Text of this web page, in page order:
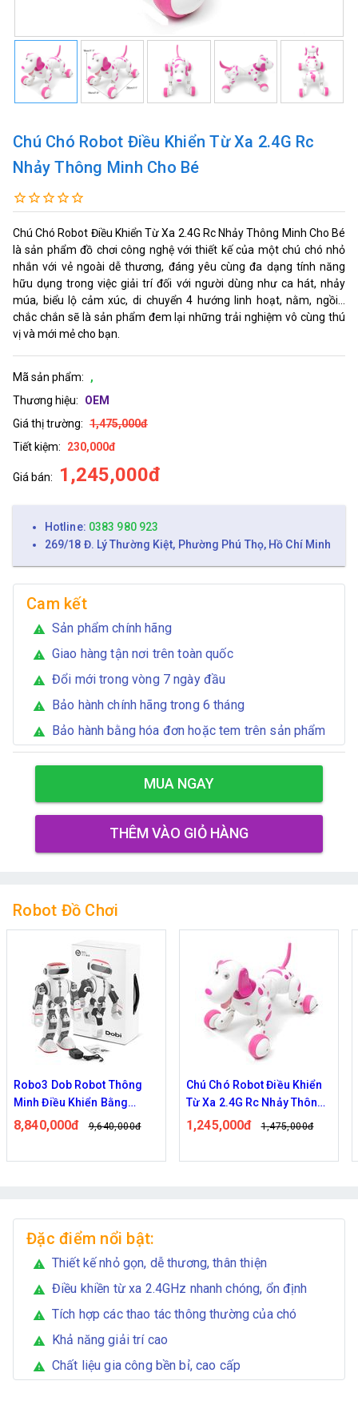
Chú Chó Robot Điều Khiển Từ Xa 2.4G Rc
Nhảy Thông Minh Cho Bé
Chú Chó Robot Điều Khiển Từ Xa 2.4G Rc Nhảy Thông Minh Cho Bé
là sản phẩm đồ chơi công nghệ với thiết kế của một chú chó nhỏ
nhắn với vẻ ngoài dễ thương, đáng yêu cùng đa dạng tính năng
hữu dụng trong việc giải trí đối với người dùng như ca hát, nhảy
múa, biểu lộ cảm xúc, di chuyển 4 hướng linh hoạt, nằm, ngồi...
chắc chắn sẽ là sản phẩm đem lại những trải nghiệm vô cùng thú
vị và mới mẻ cho bạn.
Mã sản phẩm:
,
Thương hiệu:
OEM
Giá thị trường: 1,475,000đ
Tiết kiệm:
230,000đ
Giá bán: 1,245,000đ
Hotline: 0383 980 923
269/18 Đ. Lý Thường Kiệt, Phường Phú Thọ, Hồ Chí Minh
Cam kết
warning Sản phẩm chính hãng
warning Giao hàng tận nơi trên toàn quốc
warning Đổi mới trong vòng 7 ngày đầu
warning Bảo hành chính hãng trong 6 tháng
warning Bảo hành bằng hóa đơn hoặc tem trên sản phẩm
MUA NGAY
THÊM VÀO GIỎ HÀNG
Robot Đồ Chơi
Robo3 Dob Robot Thông
Minh Điều Khiển Bằng
Giọng Nói Đa Chức Năng
8,840,000đ 9,640,000đ
Chú Chó Robot Điều Khiển
Từ Xa 2.4G Rc Nhảy Thông
Minh Cho Bé
1,245,000đ 1,475,000đ
Đặc điểm nổi bật:
warning Thiết kế nhỏ gọn, dễ thương, thân thiện
warning Điều khiền từ xa 2.4GHz nhanh chóng, ổn định
warning Tích hợp các thao tác thông thường của chó
warning Khả năng giải trí cao
warning Chất liệu gia công bền bỉ, cao cấp